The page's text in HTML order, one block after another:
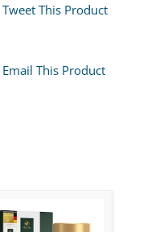
Tweet This Product
Email This Product